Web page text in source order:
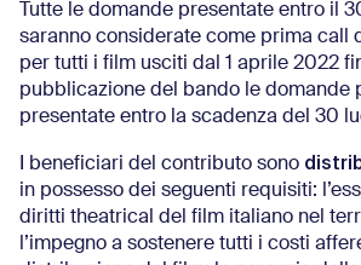
Tutte le domande presentate entro il
saranno considerate come prima call
per tutti i film usciti dal 1 aprile 2022
pubblicazione del bando le domande
presentate entro la scadenza del 30
I beneficiari del contributo sono
in possesso dei seguenti requisiti:
diritti theatrical del film italiano nel
l’impegno a sostenere tutti i costi